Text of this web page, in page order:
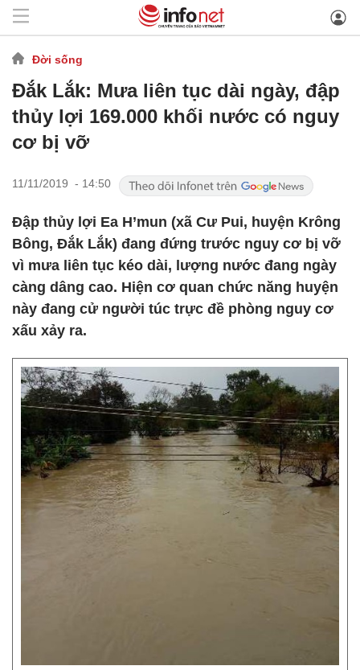
Đời sống
Đắk Lắk: Mưa liên tục dài ngày, đập
thủy lợi 169.000 khối nước có nguy
cơ bị vỡ
11/11/2019 - 14:50
Đập thủy lợi Ea H’mun (xã Cư Pui, huyện Krông
Bông, Đắk Lắk) đang đứng trước nguy cơ bị vỡ
vì mưa liên tục kéo dài, lượng nước đang ngày
càng dâng cao. Hiện cơ quan chức năng huyện
này đang cử người túc trực đề phòng nguy cơ
xấu xảy ra.